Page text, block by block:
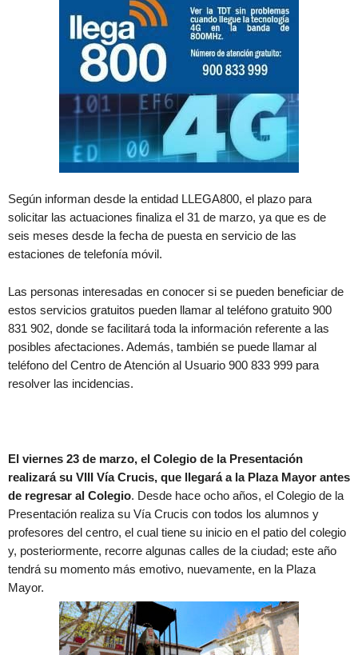
Según informan desde la entidad LLEGA800, el plazo para
solicitar las actuaciones finaliza el 31 de marzo, ya que es de
seis meses desde la fecha de puesta en servicio de las
estaciones de telefonía móvil.
Las personas interesadas en conocer si se pueden beneficiar de
estos servicios gratuitos pueden llamar al teléfono gratuito 900
831 902, donde se facilitará toda la información referente a las
posibles afectaciones. Además, también se puede llamar al
teléfono del Centro de Atención al Usuario 900 833 999 para
resolver las incidencias.
El viernes 23 de marzo, el Colegio de la Presentación
realizará su VIII Vía Crucis, que llegará a la Plaza Mayor antes
de regresar al Colegio. Desde hace ocho años, el Colegio de la
Presentación realiza su Vía Crucis con todos los alumnos y
profesores del centro, el cual tiene su inicio en el patio del colegio
y, posteriormente, recorre algunas calles de la ciudad; este año
tendrá su momento más emotivo, nuevamente, en la Plaza
Mayor.